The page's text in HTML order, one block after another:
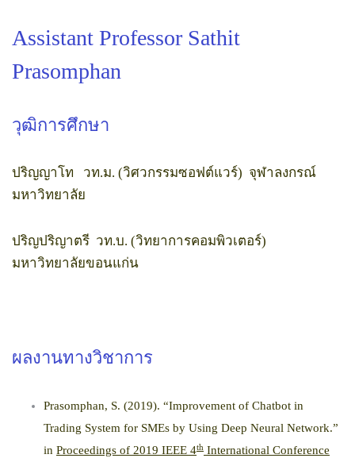
Assistant Professor Sathit
Prasomphan
วุฒิการศึกษา
ปริญญาโท วท.ม. (วิศวกรรมซอฟต์แวร์) จุฬาลงกรณ์
มหาวิทยาลัย
ปริญปริญาตรี วท.บ. (วิทยาการคอมพิวเตอร์)
มหาวิทยาลัยขอนแก่น
ผลงานทางวิชาการ
Prasomphan, S. (2019). “Improvement of Chatbot in
Trading System for SMEs by Using Deep Neural Network.”
in Proceedings of 2019 IEEE 4th International Conference